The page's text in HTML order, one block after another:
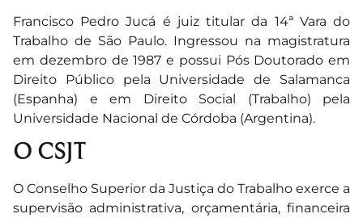
Francisco Pedro Jucá é juiz titular da 14ª Vara do
Trabalho de São Paulo. Ingressou na magistratura
em dezembro de 1987 e possui Pós Doutorado em
Direito Público pela Universidade de Salamanca
(Espanha) e em Direito Social (Trabalho) pela
Universidade Nacional de Córdoba (Argentina).
O CSJT
O Conselho Superior da Justiça do Trabalho exerce a
supervisão administrativa, orçamentária, financeira